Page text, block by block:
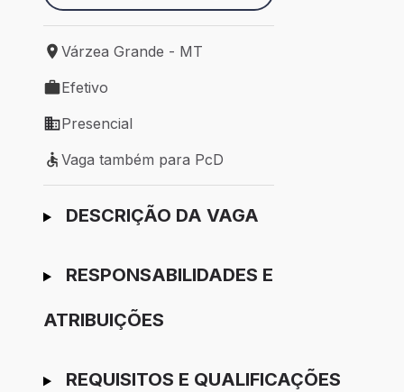
Local de trabalho: Várzea Grande - MT
Várzea Grande - MT
Tipo de vaga: Efetivo
Efetivo
Modelo de trabalho: Presencial
Presencial
Vaga também para PcD
Vaga também para PcD
Ir para candidatura
DESCRIÇÃO DA VAGA
RESPONSABILIDADES E
ATRIBUIÇÕES
REQUISITOS E QUALIFICAÇÕES